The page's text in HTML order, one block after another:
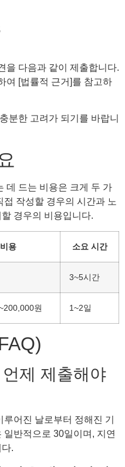
을 다음과 같이 제출합니다.
여 [법률적 근거]를 참고하
분한 고려가 되기를 바랍니
데 드는 비용은 크게 두 가
작성할 경우의 시간과 노
경우의 비용입니다.
비용 소요 시간
3~5시간
원 1~2일
제 제출해야
어진 날로부터 정해진 기
반적으로 30일이며, 지연
.